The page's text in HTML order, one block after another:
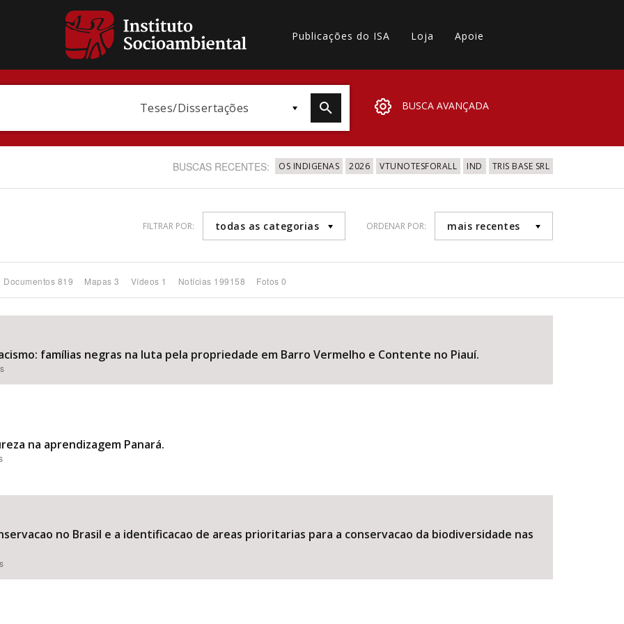
Publicações do ISA Loja Apoie
Teses/Dissertações BUSCA AVANÇADA
BUSCAS RECENTES: OS INDIGENAS 2026 VTUNOTESFORALL IND TRIS BASE SRL
FILTRAR POR: todas as categorias ORDENAR POR: mais recentes
Documentos 819 Mapas 3 Vídeos 1 Notícias 199158 Fotos 0
famílias negras na luta pela propriedade em Barro Vermelho e Contente no Piauí.
na aprendizagem Panará.
no Brasil e a identificacao de areas prioritarias para a conservacao da biodiversidade nas